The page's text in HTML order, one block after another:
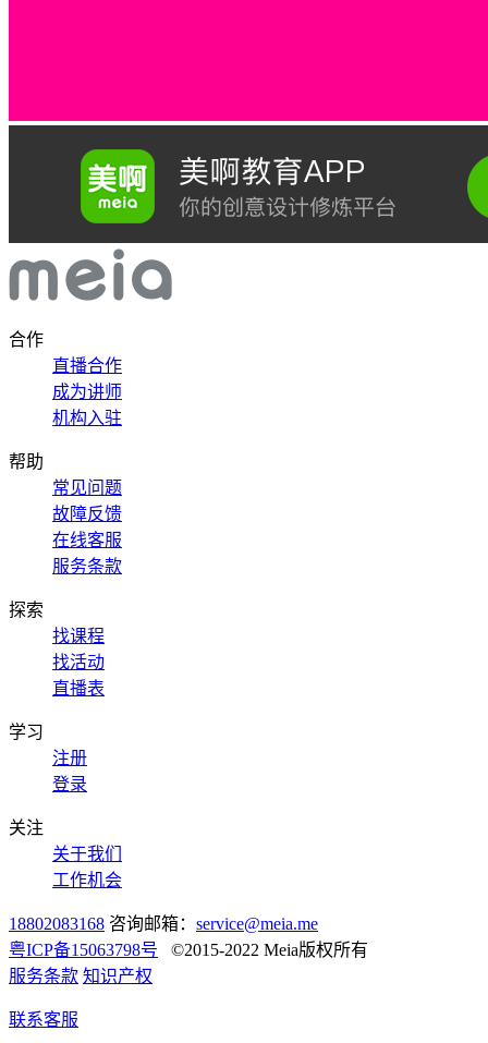
合作
直播合作
成为讲师
机构入驻
帮助
常见问题
故障反馈
在线客服
服务条款
探索
找课程
找活动
直播表
学习
注册
登录
关注
关于我们
工作机会
18802083168 咨询邮箱： service@meia.me
粤ICP备15063798号 ©2015-2022 Meia版权所有
服务条款 知识产权
联系客服